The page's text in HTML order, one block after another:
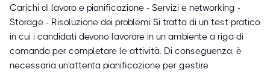
Carichi di lavoro e pianificazione - Servizi e networking -
Storage - Risoluzione dei problemi Si tratta di un test pratico
in cui i candidati devono lavorare in un ambiente a riga di
comando per completare le attività. Di conseguenza, è
necessaria un'attenta pianificazione per gestire